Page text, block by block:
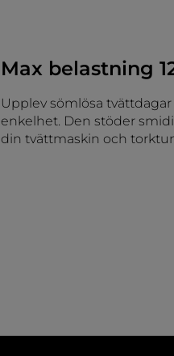
Max belastning
Upplev sömlösa
enkelhet. Den stöder
din tvättmaskin och